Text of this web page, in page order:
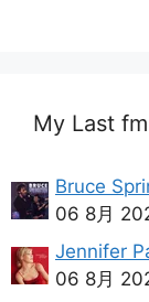
My Last fm
Bruce
06 8月
Jennifer
06 8月